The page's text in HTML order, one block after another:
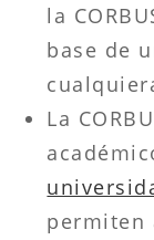
la
base de
La
permiten